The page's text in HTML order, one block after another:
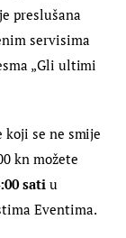
preslušana
servisima
„Gli ultimi
koji se ne smije
kn možete
sati u
Eventima.